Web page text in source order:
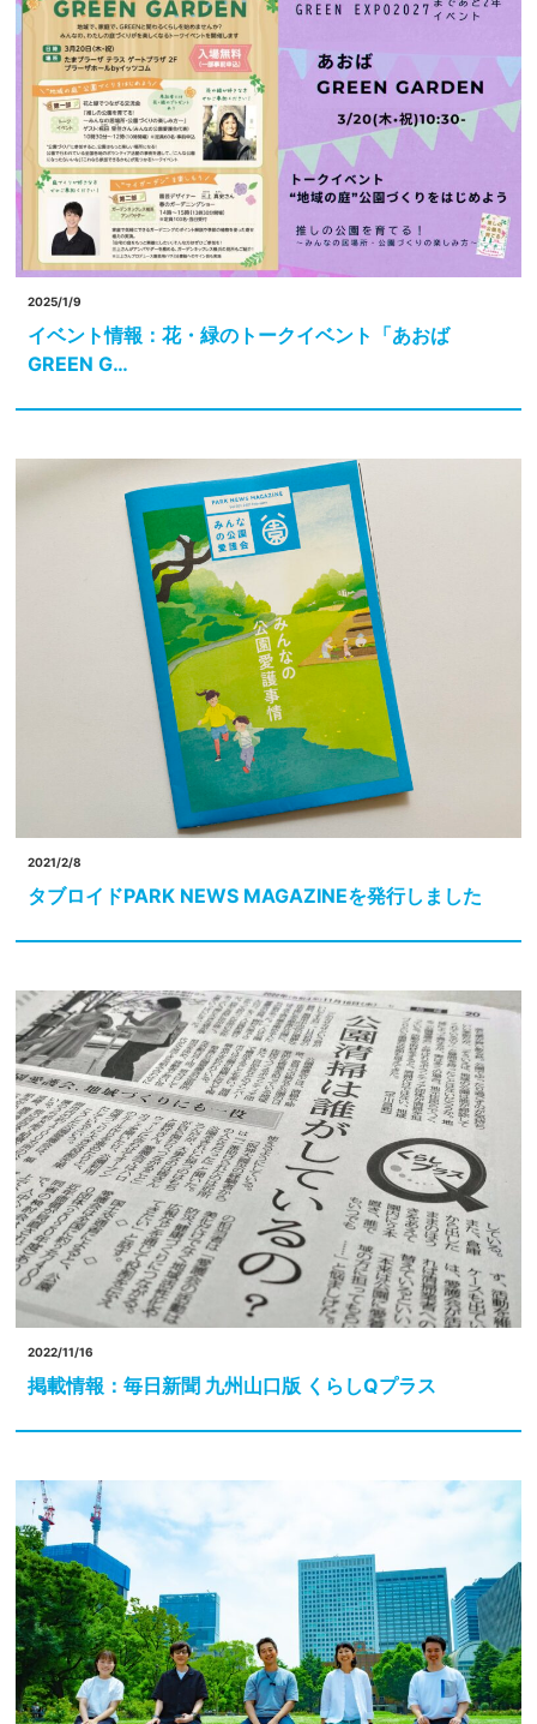
2025/1/9
イベント情報：花・緑のトークイベント「あおば
GREEN G…
2021/2/8
タブロイドPARK NEWS MAGAZINEを発行しました
2022/11/16
掲載情報：毎日新聞 九州山口版 くらしQプラス